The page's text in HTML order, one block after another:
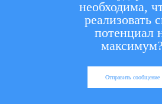
необходима,
реализовать
потенциал
максимум?
Отправить сообщение